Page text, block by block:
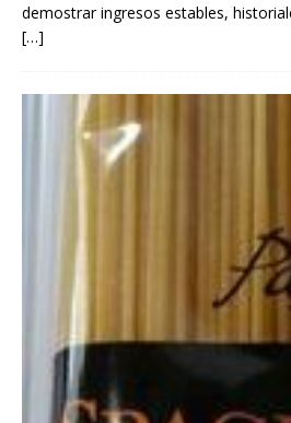
demostrar ingresos estables,
[…]